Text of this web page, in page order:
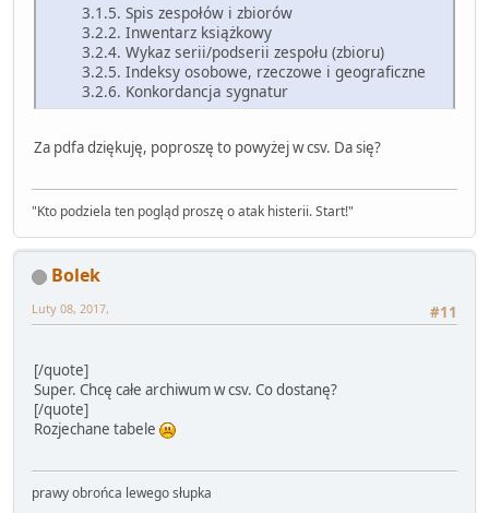
3.1.5. Spis zespołów i zbiorów
3.2.2. Inwentarz książkowy
3.2.4. Wykaz serii/podserii zespołu (zbioru)
3.2.5. Indeksy osobowe, rzeczowe i geograficzne
3.2.6. Konkordancja sygnatur
Za pdfa dziękuję, poproszę to powyżej w csv. Da się?
"Kto podziela ten pogląd proszę o atak histerii. Start!"
Bolek
#11
Luty 08, 2017,
[/quote]
Super. Chcę całe archiwum w csv. Co dostanę?
[/quote]
Rozjechane tabele
prawy obrońca lewego słupka